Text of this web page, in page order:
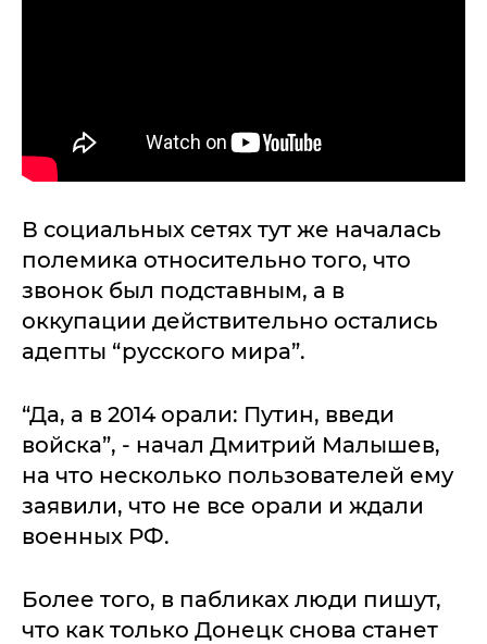
В социальных сетях тут же началась
полемика относительно того, что
звонок был подставным, а в
оккупации действительно остались
адепты “русского мира”.
“Да, а в 2014 орали: Путин, введи
войска”, - начал Дмитрий Малышев,
на что несколько пользователей ему
заявили, что не все орали и ждали
военных РФ.
Более того, в пабликах люди пишут,
что как только Донецк снова станет